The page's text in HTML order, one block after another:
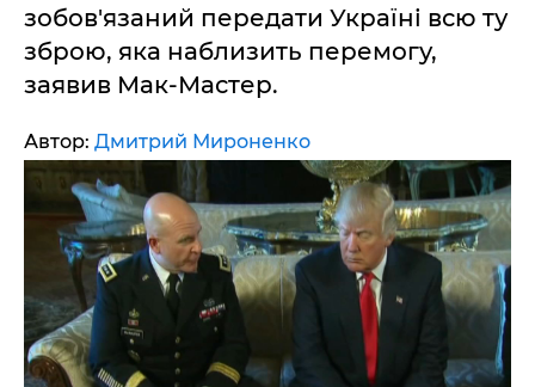
зобов'язаний передати Україні всю ту
зброю, яка наблизить перемогу,
заявив Мак-Мастер.
Автор: Дмитрий Мироненко